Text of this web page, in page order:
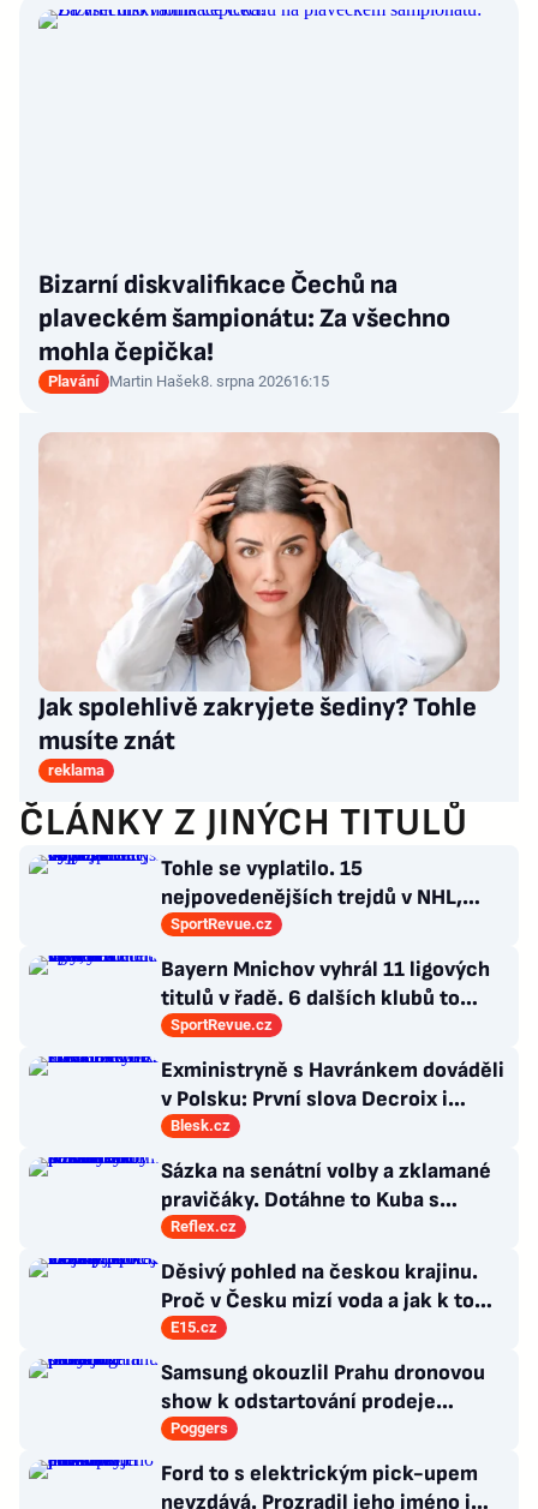
Bizarní diskvalifikace Čechů na
plaveckém šampionátu: Za všechno
mohla čepička!
Plavání Martin Hašek8. srpna 202616:15
Jak spolehlivě zakryjete šediny? Tohle
musíte znát
reklama
ČLÁNKY Z JINÝCH TITULŮ
Tohle se vyplatilo. 15
nejpovedenějších trejdů v NHL,
které byly upečeny na poslední
SportRevue.cz
Bayern Mnichov vyhrál 11 ligových
titulů v řadě. 6 dalších klubů to
zvládlo také, některé i víckrát
SportRevue.cz
Exministryně s Havránkem dováděli
v Polsku: První slova Decroix i
Havránkové!
Blesk.cz
Sázka na senátní volby a zklamané
pravičáky. Dotáhne to Kuba s
hnutím Naše Česko do celostátní
politiky?
Reflex.cz
Děsivý pohled na českou krajinu.
Proč v Česku mizí voda a jak k tomu
přispívají rodinné bazény?
E15.cz
Samsung okouzlil Prahu dronovou
show k odstartování prodeje
nových produktů
Poggers
Ford to s elektrickým pick-upem
nevzdává. Prozradil jeho jméno i